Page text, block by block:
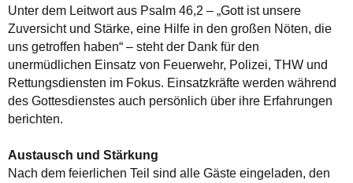
Unter dem Leitwort aus Psalm 46,2 – „Gott ist unsere
Zuversicht und Stärke, eine Hilfe in den großen Nöten, die
uns getroffen haben“ – steht der Dank für den
unermüdlichen Einsatz von Feuerwehr, Polizei, THW und
Rettungsdiensten im Fokus. Einsatzkräfte werden während
des Gottesdienstes auch persönlich über ihre Erfahrungen
berichten.
Austausch und Stärkung
Nach dem feierlichen Teil sind alle Gäste eingeladen, den